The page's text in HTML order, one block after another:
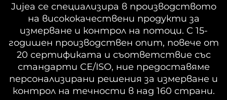
Jujea се специализира в производството
на висококачествени продукти за
измерване и контрол на потоци. С 15-
годишен производствен опит, повече от
20 сертификата и съответствие със
стандарти CE/ISO, ние предоставяме
персонализирани решения за измерване и
контрол на течности в над 160 страни.